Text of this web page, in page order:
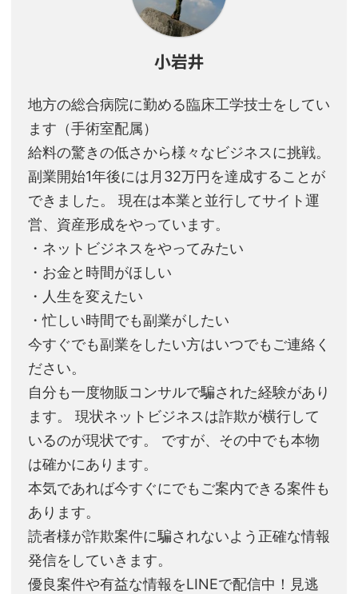
小岩井
地方の総合病院に勤める臨床工学技士をしてい
ます（手術室配属）
給料の驚きの低さから様々なビジネスに挑戦。
副業開始1年後には月32万円を達成することが
できました。 現在は本業と並行してサイト運
営、資産形成をやっています。
・ネットビジネスをやってみたい
・お金と時間がほしい
・人生を変えたい
・忙しい時間でも副業がしたい
今すぐでも副業をしたい方はいつでもご連絡く
ださい。
自分も一度物販コンサルで騙された経験があり
ます。 現状ネットビジネスは詐欺が横行して
いるのが現状です。 ですが、その中でも本物
は確かにあります。
本気であれば今すぐにでもご案内できる案件も
あります。
読者様が詐欺案件に騙されないよう正確な情報
発信をしていきます。
優良案件や有益な情報をLINEで配信中！見逃